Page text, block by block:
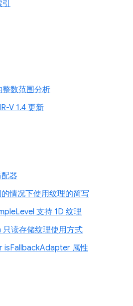
整数范围分析
V 1.4 更新
器
情况下使用纹理的简写
支持 1D 纹理
读存储纹理使用方式
isFallbackAdapter 属性